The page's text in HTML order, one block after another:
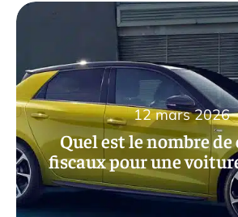
Quel est le nombre de
fiscaux pour une
12 mars 2026